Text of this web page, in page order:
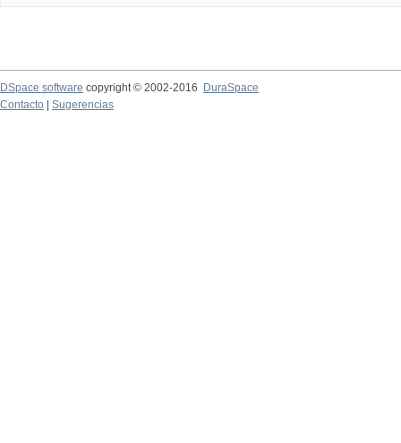
DSpace software copyright © 2002-2016
DuraSpace
Contacto
Sugerencias